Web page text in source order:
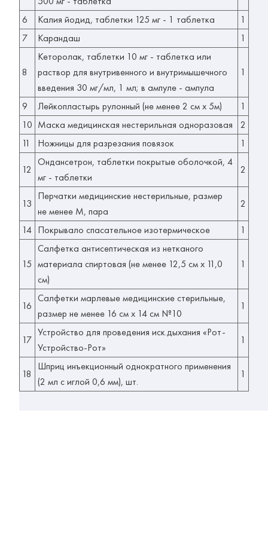
6
Калия йодид, таблетки 125 мг - 1 таблетка
1
7
Карандаш 1
8
Кеторолак, таблетки 10 мг - таблетка или
раствор для внутривенного и внутримышечного
введения 30 мг/мл, 1 мл; в ампуле - ампула
1
9 Лейкопластырь рулонный (не менее 2 см х 5м)
1
10 Маска медицинская нестерильная одноразовая
2
11
Ножницы для разрезания повязок 1
12
Ондансетрон, таблетки покрытые оболочкой, 4
мг - таблетки
2
13
Перчатки медицинские нестерильные, размер
не менее М, пара
2
14 Покрывало спасательное изотермическое 1
15
Салфетка антисептическая из нетканого
материала спиртовая (не менее 12,5 см x 11,0
см)
1
16
Салфетки марлевые медицинские стерильные,
размер не менее 16 см х 14 см №10
1
17
Устройство для проведения иск.дыхания «Рот-
Устройство-Рот»
1
18
Шприц инъекционный однократного применения
(2 мл с иглой 0,6 мм), шт.
1